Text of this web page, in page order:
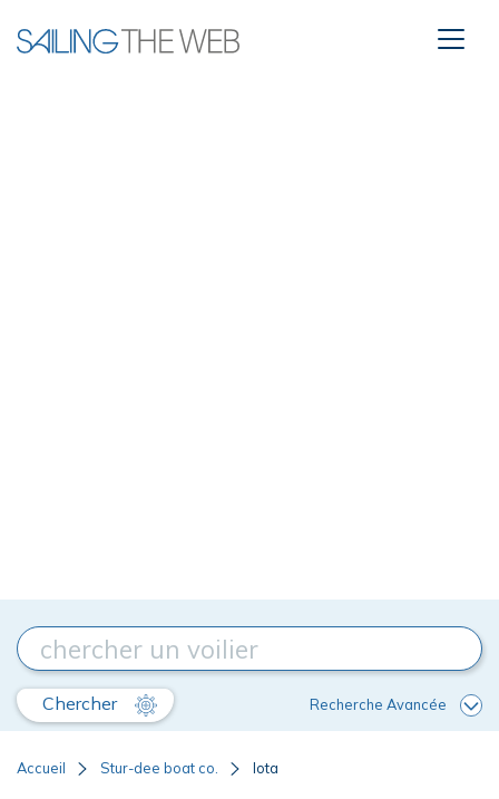
Chercher Recherche Avancée
Accueil Stur-dee boat co. Iota